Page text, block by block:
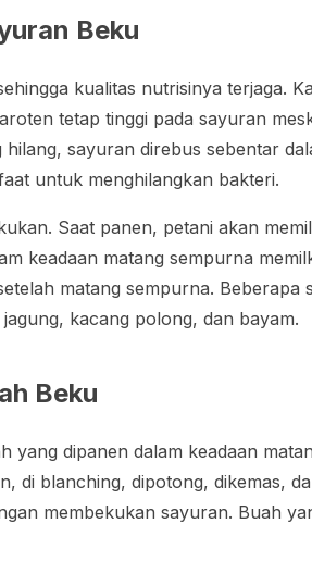
Beku
kualitas nutrisinya terjaga.
tetap tinggi pada sayuran
sayuran direbus sebentar
untuk menghilangkan bakteri.
Saat panen, petani akan
keadaan matang sempurna
matang sempurna. Beberapa
kacang polong, dan bayam.
Beku
yang dipanen dalam keadaan
di blanching, dipotong, dikemas,
membekukan sayuran. Buah